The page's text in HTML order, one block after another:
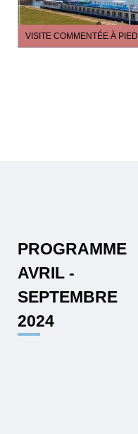
VISITE COMMENTÉE À PIED
PROGRAMME
AVRIL -
SEPTEMBRE
2024